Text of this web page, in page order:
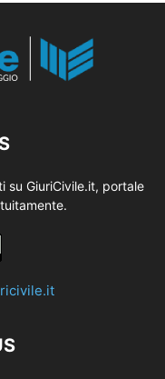
su GiuriCivile.it, portale